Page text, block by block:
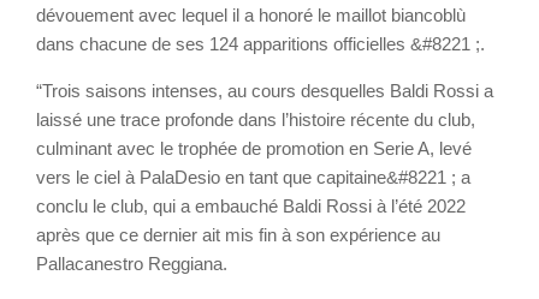
dévouement avec lequel il a honoré le maillot biancoblù
dans chacune de ses 124 apparitions officielles &#8221 ;.
“Trois saisons intenses, au cours desquelles Baldi Rossi a
laissé une trace profonde dans l’histoire récente du club,
culminant avec le trophée de promotion en Serie A, levé
vers le ciel à PalaDesio en tant que capitaine&#8221 ; a
conclu le club, qui a embauché Baldi Rossi à l’été 2022
après que ce dernier ait mis fin à son expérience au
Pallacanestro Reggiana.